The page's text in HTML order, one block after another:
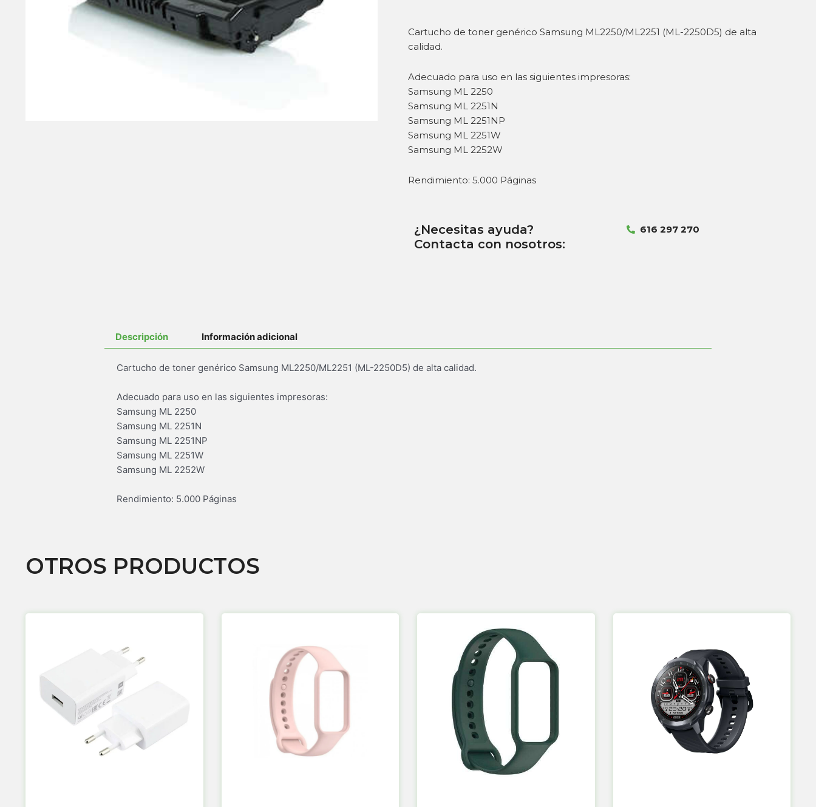
Cartucho de toner genérico Samsung ML2250/ML2251 (ML-2250D5) de alta
calidad.
Adecuado para uso en las siguientes impresoras:
Samsung ML 2250
Samsung ML 2251N
Samsung ML 2251NP
Samsung ML 2251W
Samsung ML 2252W
Rendimiento: 5.000 Páginas
¿Necesitas ayuda?
Contacta con nosotros:
616 297 270
Descripción Información adicional
Cartucho de toner genérico Samsung ML2250/ML2251 (ML-2250D5) de alta calidad.
Adecuado para uso en las siguientes impresoras:
Samsung ML 2250
Samsung ML 2251N
Samsung ML 2251NP
Samsung ML 2251W
Samsung ML 2252W
Rendimiento: 5.000 Páginas
OTROS PRODUCTOS